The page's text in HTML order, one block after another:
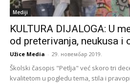
Mediji
KULTURA DIJALOGA: U
od preterivanja, neukusa i
Užice Media - 29. новембар 2019.
Školski časopis "Petlja" već skoro tri
kvalitetom u pogledu tema, stila i